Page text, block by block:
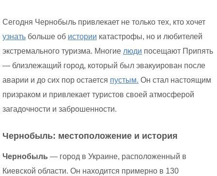
Сегодня Чернобыль привлекает не только тех, кто хочет
узнать больше об истории катастрофы, но и любителей
экстремального туризма. Многие люди посещают Припять
— близлежащий город, который был эвакуирован после
аварии и до сих пор остается пустым. Он стал настоящим
призраком и привлекает туристов своей атмосферой
загадочности и заброшенности.
Чернобыль: местоположение и история
Чернобыль — город в Украине, расположенный в
Киевской области. Он находится примерно в 130